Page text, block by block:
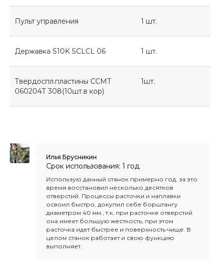
Пульт управления 1 шт.
Державка S10K SCLCL 06 1 шт.
Твердоспл.пластины ССМТ
060204Т 308(10шт.в кор)
1шт.
Илья Брусникин
Срок использования: 1 год
Использую данный станок примерно год, за это
время восстановил несколько десятков
отверстий. Процессы расточки и наплавки
освоил быстро, докупил себе борштангу
диаметром 40 мм., т.к. при расточке отверстий
она имеет большую жесткость, при этом
расточка идет быстрее и поверхность чище. В
целом станок работает и свою функцию
выполняет.